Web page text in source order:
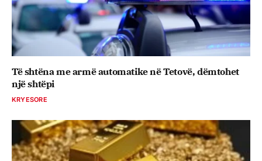
Të shtëna me armë automatike në Tetovë, dëmtohet
një shtëpi
KRYESORE